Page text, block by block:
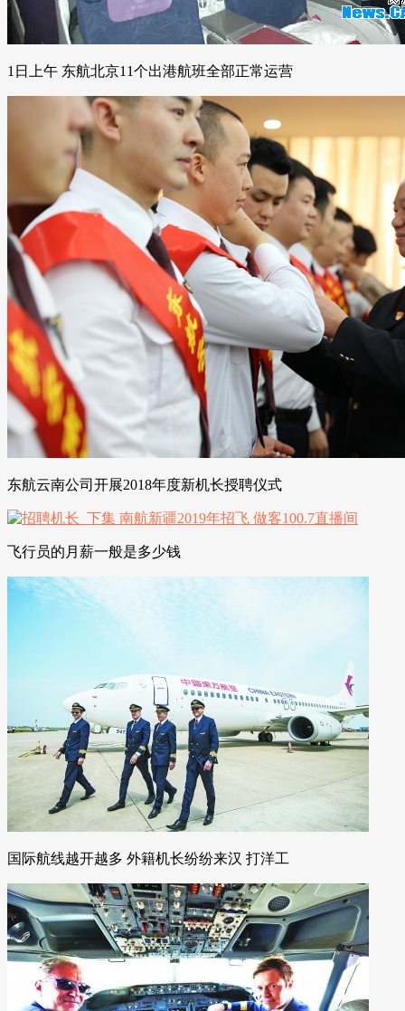
1日上午 东航北京11个出港航班全部正常运营
东航云南公司开展2018年度新机长授聘仪式
飞行员的月薪一般是多少钱
国际航线越开越多 外籍机长纷纷来汉 打洋工